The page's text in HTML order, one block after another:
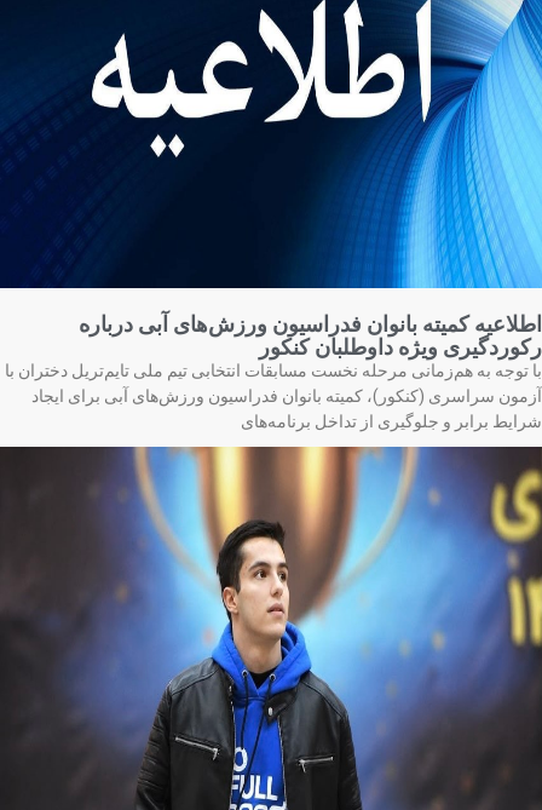
کمیته بانوان فدراسیون ورزش‌های آبی درباره
ویژه داوطلبان کنکور
توجه به هم‌زمانی مرحله نخست مسابقات انتخابی تیم ملی تایم‌تریل دختران با
سراسری (کنکور)، کمیته بانوان فدراسیون ورزش‌های آبی برای ایجاد
برابر و جلوگیری از تداخل برنامه‌های